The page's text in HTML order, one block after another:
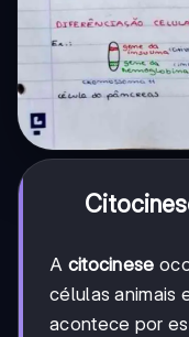
A citocinese
células animais
acontece por